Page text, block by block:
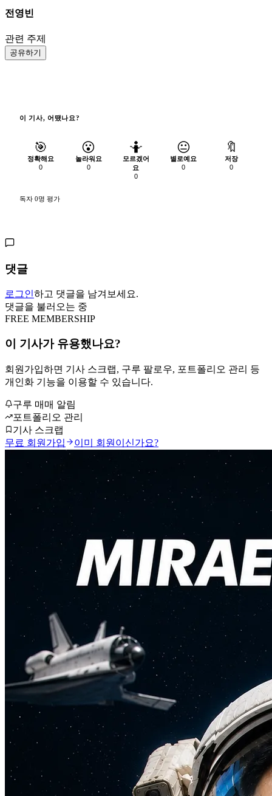
전영빈
관련 주제
공유하기
이 기사, 어땠나요?
🎯
정확해요
0
😮
놀라워요
0
🤷
모르겠어
요
0
😐
별로예요
0
🔖
저장
0
독자 0명 평가
댓글
로그인하고 댓글을 남겨보세요.
댓글을 불러오는 중
FREE MEMBERSHIP
이 기사가 유용했나요?
회원가입하면 기사 스크랩, 구루 팔로우, 포트폴리오 관리 등
개인화 기능을 이용할 수 있습니다.
구루 매매 알림
포트폴리오 관리
기사 스크랩
무료 회원가입
이미 회원이신가요?